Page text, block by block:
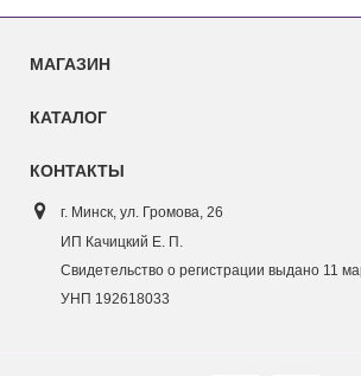
МАГАЗИН
КАТАЛОГ
КОНТАКТЫ
г. Минск, ул. Громова, 26
ИП Качицкий Е. П.
Свидетельство о регистрации выдано 11
УНП 192618033